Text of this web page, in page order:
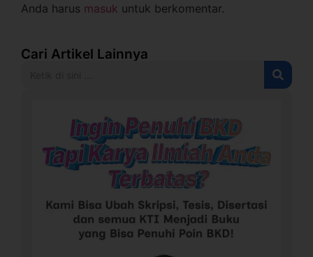
Anda harus masuk untuk berkomentar.
Cari Artikel Lainnya